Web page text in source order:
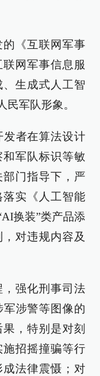
的《互联网军事
网军事信息服
生成式人工智
军队形象。
者在算法设计
军队标识等敏
门指导下，严
实《人工智能
换装”类产品添
对违规内容及
强化刑事司法
涉警等图像的
，特别是对刻
招摇撞骗等行
法律震慑；对